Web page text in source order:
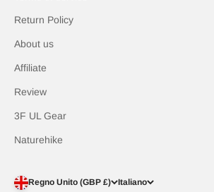
Return Policy
About us
Affiliate
Review
3F UL Gear
Naturehike
Regno Unito (GBP £) Italiano